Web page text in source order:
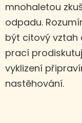
mnohaletou
odpadu.
být citový vztah
prací
vyklizení
nastěhování.